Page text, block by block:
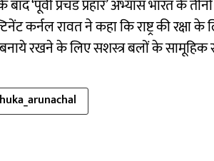
‘पूर्वी प्रचंड प्रहार’ अभ्यास भारत के
कर्नल रावत ने कहा कि राष्ट्र की रक्षा
बनाये रखने के लिए सशस्त्र बलों के